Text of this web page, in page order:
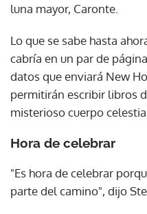
luna mayor, Caronte.
Lo que se sabe hasta
cabría en un par de
datos que enviará New
permitirán escribir libros
misterioso cuerpo
Hora de celebrar
"Es hora de celebrar
parte del camino", dijo